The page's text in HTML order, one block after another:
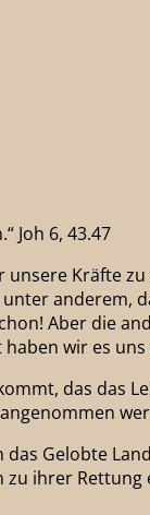
Joh 6, 43.47
Kräfte
Aber die
wir es
das das
das Gelobte
ihrer